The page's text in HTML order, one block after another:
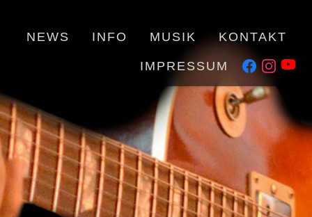
NEWS INFO MUSIK KONTAKT
IMPRESSUM